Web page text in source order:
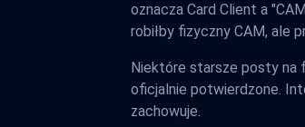
oznacza Card Client a
robiłby fizyczny CAM, ale
Niektóre starsze posty na
oficjalnie potwierdzone.
zachowuje.